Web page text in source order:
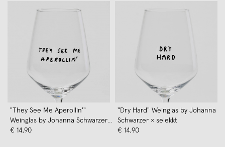
"They See Me Aperollin'"
Weinglas by Johanna Schwarzer
× selekkt
€ 14,90
"Dry Hard" Weinglas by Johanna
Schwarzer × selekkt
€ 14,90